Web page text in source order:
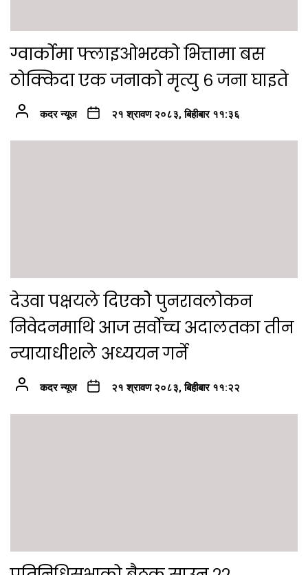
ग्वार्कोमा फ्लाइओभरको भित्तामा बस
ठोक्किदा एक जनाको मृत्यु ६ जना घाइते
कदर न्यूज २१ श्रावण २०८३, बिहीबार ११:३६
देउवा पक्षयले दिएकोे पुनरावलोकन
निवेदनमाथि आज सर्वोच्च अदालतका तीन
न्यायाधीशले अध्ययन गर्ने
कदर न्यूज २१ श्रावण २०८३, बिहीबार ११:२२